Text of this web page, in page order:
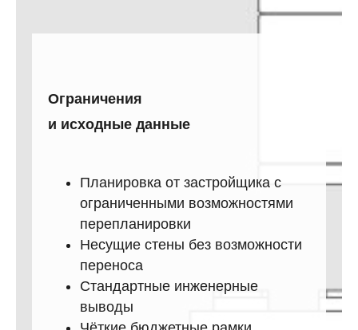
Ограничения
и исходные данные
Планировка от застройщика с
ограниченными возможностями
перепланировки
Несущие стены без возможности
переноса
Стандартные инженерные
выводы